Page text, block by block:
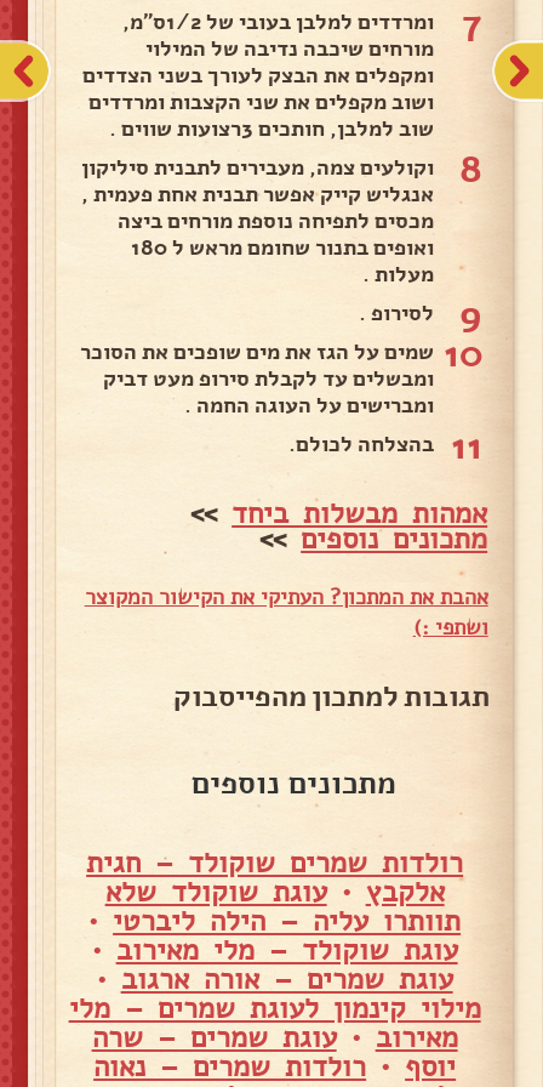
7
ומרדדים למלבן בעובי של 1/2ס"מ,
מורחים שיכבה נדיבה של המילוי
ומקפלים את הבצק לעורך בשני הצדדים
ושוב מקפלים את שני הקצבות ומרדדים
שוב למלבן, חותכים 3רצועות שווים .
8
וקולעים צמה, מעבירים לתבנית סיליקון
אנגליש קייק אפשר תבנית אחת פעמית ,
מכסים לתפיחה נוספת מורחים ביצה
ואופים בתנור שחומם מראש ל 180
מעלות .
9 לסירופ .
10 שמים על הגז את מים שופכים את הסוכר
ומבשלים עד לקבלת סירופ מעט דביק
ומברישים על העוגה החמה .
11 בהצלחה לכולם.
אמהות מבשלות ביחד >>
מתכונים נוספים>>
אהבת את המתכון? העתיקי את הקישור המקוצר
ושתפי :)
תגובות למתכון מהפייסבוק
מתכונים נוספים
רולדות שמרים שוקולד – חגית
אלקבץ •עוגת שוקולד שלא
תוותרו עליה – הילה ליברטי •
עוגת שוקולד – מלי מאירוב •
עוגת שמרים – אורה ארגוב •
מילוי קינמון לעוגת שמרים – מלי
מאירוב •עוגת שמרים – שרה
יוסף • רולדות שמרים – נאוה